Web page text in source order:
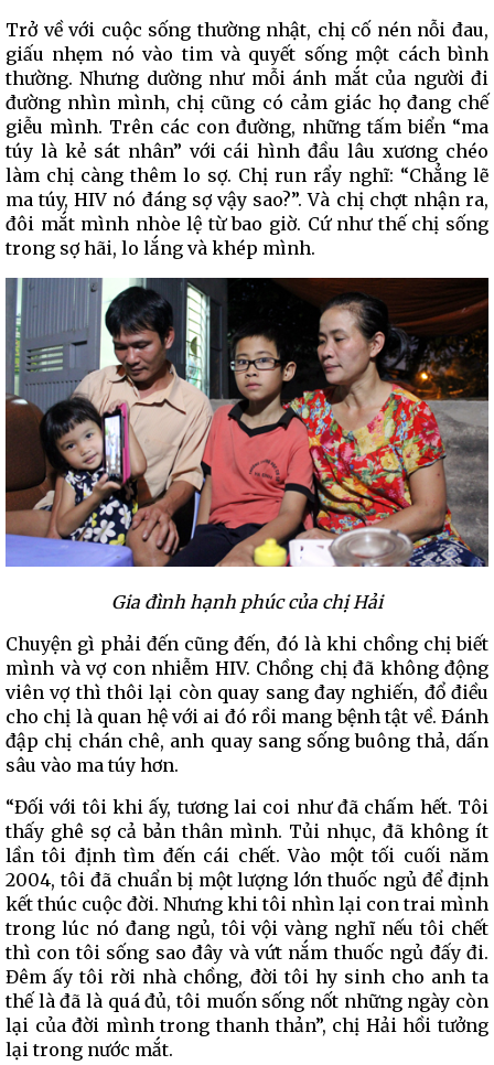
Trở về với cuộc sống thường nhật, chị cố nén nỗi đau,
giấu nhẹm nó vào tim và quyết sống một cách bình
thường. Nhưng dường như mỗi ánh mắt của người đi
đường nhìn mình, chị cũng có cảm giác họ đang chế
giễu mình. Trên các con đường, những tấm biển “ma
túy là kẻ sát nhân” với cái hình đầu lâu xương chéo
làm chị càng thêm lo sợ. Chị run rẩy nghĩ: “Chẳng lẽ
ma túy, HIV nó đáng sợ vậy sao?”. Và chị chợt nhận ra,
đôi mắt mình nhòe lệ từ bao giờ. Cứ như thế chị sống
trong sợ hãi, lo lắng và khép mình.
Gia đình hạnh phúc của chị Hải
Chuyện gì phải đến cũng đến, đó là khi chồng chị biết
mình và vợ con nhiễm HIV. Chồng chị đã không động
viên vợ thì thôi lại còn quay sang đay nghiến, đổ điều
cho chị là quan hệ với ai đó rồi mang bệnh tật về. Đánh
đập chị chán chê, anh quay sang sống buông thả, dấn
sâu vào ma túy hơn.
“Đối với tôi khi ấy, tương lai coi như đã chấm hết. Tôi
thấy ghê sợ cả bản thân mình. Tủi nhục, đã không ít
lần tôi định tìm đến cái chết. Vào một tối cuối năm
2004, tôi đã chuẩn bị một lượng lớn thuốc ngủ để định
kết thúc cuộc đời. Nhưng khi tôi nhìn lại con trai mình
trong lúc nó đang ngủ, tôi vội vàng nghĩ nếu tôi chết
thì con tôi sống sao đây và vứt nắm thuốc ngủ đấy đi.
Đêm ấy tôi rời nhà chồng, đời tôi hy sinh cho anh ta
thế là đã là quá đủ, tôi muốn sống nốt những ngày còn
lại của đời mình trong thanh thản”, chị Hải hồi tưởng
lại trong nước mắt.